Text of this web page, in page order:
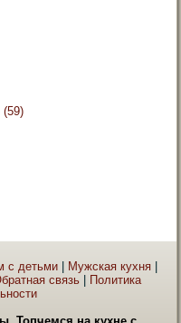
(59)
с детьми Мужская кухня
связь
Политика